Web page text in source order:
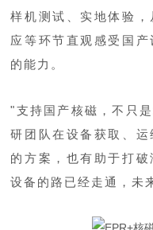
样机测试、实地体验
应等环节直观感受国
的能力。
"支持国产核磁，不只
研团队在设备获取、
的方案，也有助于打
设备的路已经走通，未